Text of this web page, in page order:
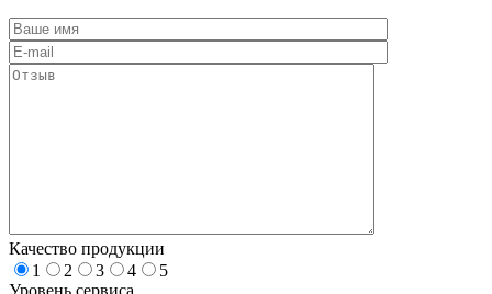
Качество продукции
1
2 3 4
5
Уровень сервиса